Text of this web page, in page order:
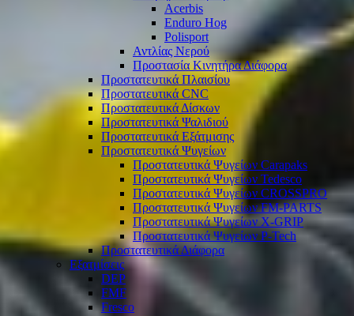
Acerbis
Enduro Hog
Polisport
Αντλίας Νερού
Προστασία Κινητήρα Διάφορα
Προστατευτικά Πλαισίου
Προστατευτικά CNC
Προστατευτικά Δίσκων
Προστατευτικά Ψαλιδιού
Προστατευτικά Εξάτμισης
Προστατευτικά Ψυγείων
Προστατευτικά Ψυγείων Carapaks
Προστατευτικά Ψυγείων Tedesco
Προστατευτικά Ψυγείων CROSSPRO
Προστατευτικά Ψυγείων FM-PARTS
Προστατευτικά Ψυγείων X-GRIP
Προστατευτικά Ψυγείων P-Tech
Προστατευτικά Διάφορα
Εξατμίσεις
DEP
FMF
Fresco